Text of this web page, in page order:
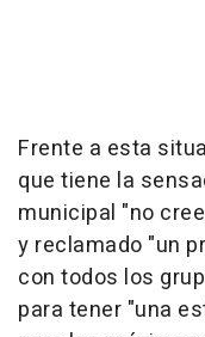
Frente a esta
que tiene la
municipal "no
y reclamado "un
con todos los
para tener "una